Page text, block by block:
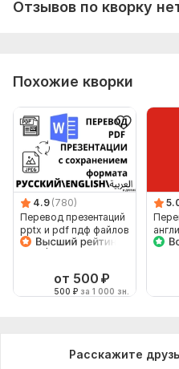
Отзывов по кворку
Похожие кворки
4.9 (780)
Перевод презентаций
pptx и pdf пдф файлов
с сохранением
от 500 ₽
500 ₽ за 1 000 зн.
Расскажите